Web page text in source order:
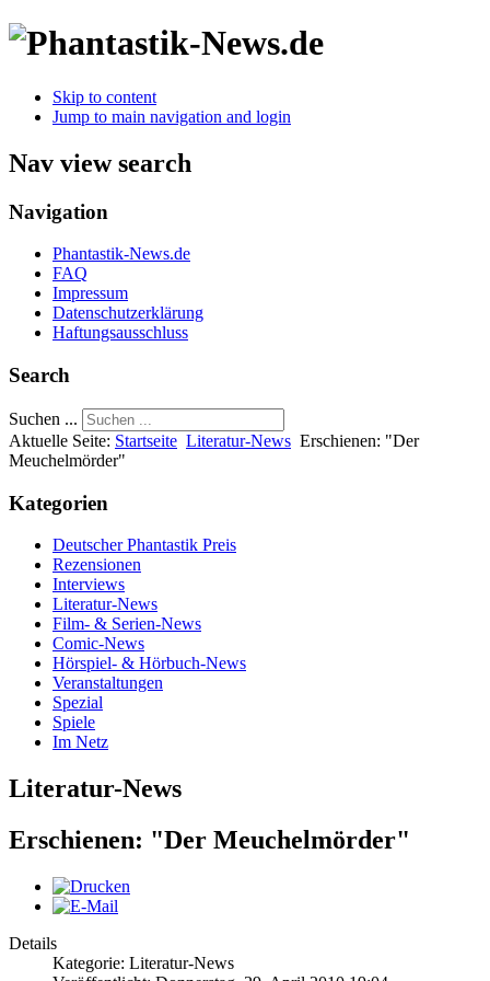
Skip to content
Jump to main navigation and login
Nav view search
Navigation
Phantastik-News.de
FAQ
Impressum
Datenschutzerklärung
Haftungsausschluss
Search
Suchen ...
Aktuelle Seite: Startseite Literatur-News Erschienen: "Der
Meuchelmörder"
Kategorien
Deutscher Phantastik Preis
Rezensionen
Interviews
Literatur-News
Film- & Serien-News
Comic-News
Hörspiel- & Hörbuch-News
Veranstaltungen
Spezial
Spiele
Im Netz
Literatur-News
Erschienen: "Der Meuchelmörder"
Details
Kategorie: Literatur-News